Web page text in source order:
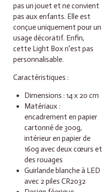
pas un jouet et ne convient
pas aux enfants. Elle est
conçue uniquement pour un
usage décoratif. Enfin,
cette Light Box n'est pas
personnalisable.
Caractéristiques :
Dimensions : 14 x 20 cm
Matériaux :
encadrement en papier
cartonné de 300g,
intérieur en papier de
160g avec deux cœurs et
des rouages
Guirlande blanche à LED
avec 2 piles CR2032